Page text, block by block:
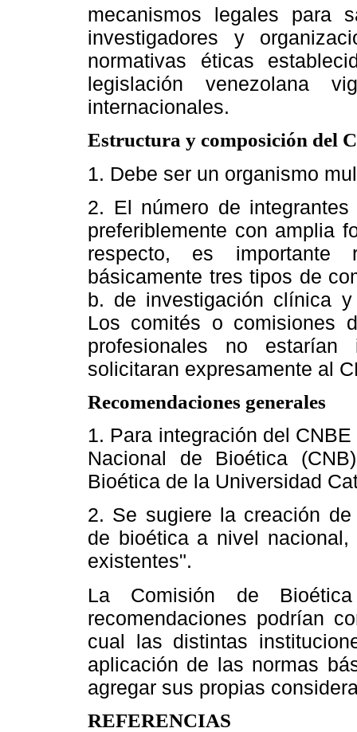
mecanismos legales para
investigadores y
normativas éticas
legislación venezolana
internacionales.
Estructura y composición del
1. Debe ser un organismo
2. El número de
preferiblemente con amplia
respecto, es importante
básicamente tres tipos de
b. de investigación clínica
Los comités o comisiones
profesionales no
solicitaran expresamente al
Recomendaciones generales
1. Para integración del
Nacional de Bioética
Bioética de la Universidad
2. Se sugiere la creación
de bioética a nivel
existentes".
La Comisión de
recomendaciones podrían
cual las distintas
aplicación de las normas
agregar sus propias
REFERENCIAS